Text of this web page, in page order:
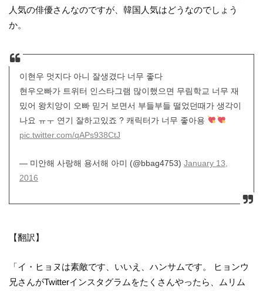
人気の俳優さんなのですが、韓国人気はどうなのでしょう
か。
이현우 멋지다 아니 잘생겼다 너무 좋다
현우오빠가 트위터 인스타그램 많이했으면 무림학교 너무 재
밌어 왕치앙이 오빠 믿거 보면서 부들부들 떨었던때가 생각이
나요 ㅠㅜ 연기 잘하고있죠 ? 캐릭터가 너무 좋아용
pic.twitter.com/qAPs938CtJ
— 미안해 사랑해 용서해 아미 (@bbag4753) January 13,
2016
【翻訳】
「イ・ヒョヌは素敵です、いいえ、ハンサムです。 ヒョンウ
兄さんがTwitterインスタグラムをたくさんやったら、ムリム